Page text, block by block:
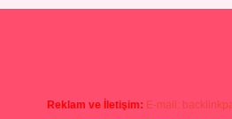
Reklam ve İletişim: E-mail: